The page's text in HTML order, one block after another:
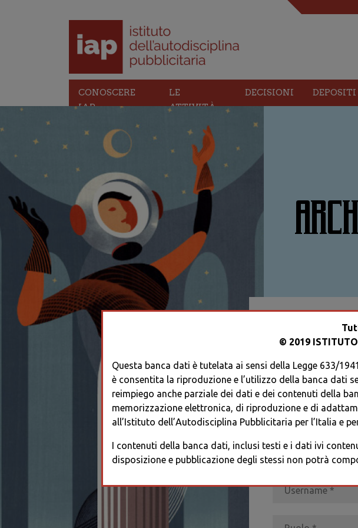
CONOSCERE
IAP
LE
ATTIVITÀ
DECISIONI DEPOSITI
ACCEDI AL
REGISTRATI
© 2019
Questa banca dati è tutelata ai sensi della Legge 633/
è consentita la riproduzione e l’utilizzo della banca dati
reimpiego anche parziale dei dati e dei contenuti della
memorizzazione elettronica, di riproduzione e di
all’Istituto dell’Autodisciplina Pubblicitaria per l’Italia e
I contenuti della banca dati, inclusi testi e i dati ivi
disposizione e pubblicazione degli stessi non potrà